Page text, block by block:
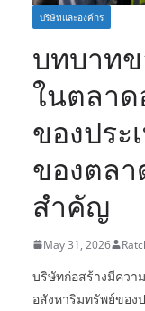
บริษัทและองค์กร
บทบาท
ในตลา
ของประ
ของตล
สำคัญ
May 31, 2026
บริษัทก่อสร้างมีควา
อสังหาริมทรัพย์ของ